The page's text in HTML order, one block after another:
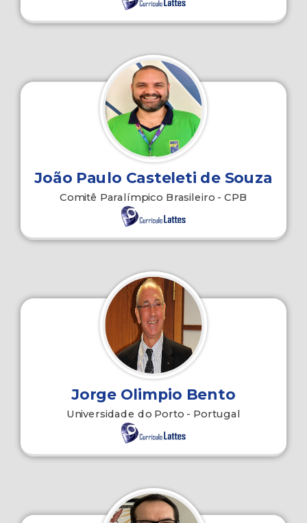
João Paulo Casteleti de Souza
Comitê Paralímpico Brasileiro - CPB
Jorge Olimpio Bento
Universidade do Porto - Portugal